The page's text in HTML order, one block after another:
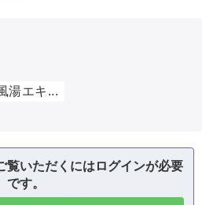
湯エキ...
覧いただくにはログインが必要
です。